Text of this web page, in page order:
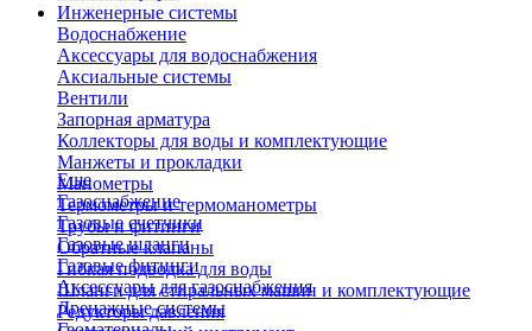
Инженерные системы
Водоснабжение
Аксессуары для водоснабжения
Аксиальные системы
Вентили
Запорная арматура
Коллекторы для воды и комплектующие
Манжеты и прокладки
Манометры
Термометры и термоманометры
Трубы и фитинги
Обратные клапаны
Гибкая подводка для воды
Шланги для стиральных машин и комплектующие
Редукторы давления
Еще
Газоснабжение
Газовые счетчики
Газовые шланги
Газовые фитинги
Аксессуары для газоснабжения
Дренажные системы